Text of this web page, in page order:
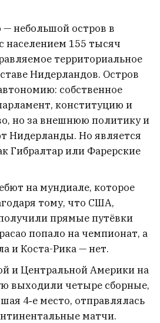
— небольшой остров в
населением 155 тысяч
территориальное
Нидерландов. Остров
собственное
конституцию и
но за внешнюю политику и
Нидерланды. Но является
Гибралтар или Фарерские
на мундиале, которое
тому, что США,
прямые путёвки
попало на чемпионат, а
и Коста-Рика — нет.
и Центральной Америки на
выходили четыре сборные,
4‑е место, отправлялась
матчи.
рождения для
мальтипу,
как сейчас
Агурбаш
4
попытки
из Беларуси были
страну